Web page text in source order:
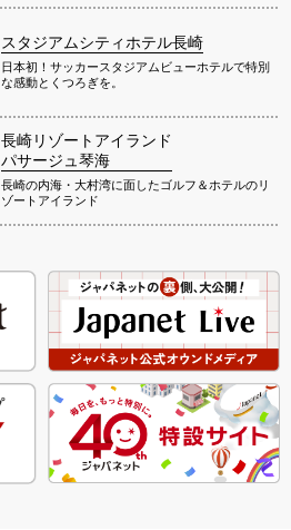
スタジアムシティホテル長崎
日本初！サッカースタジアムビューホテルで特別
な感動とくつろぎを。
長崎リゾートアイランド
パサージュ琴海
長崎の内海・大村湾に面したゴルフ＆ホテルのリ
ゾートアイランド